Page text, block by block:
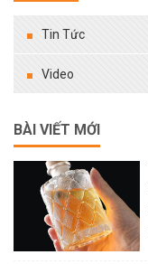
Tin Tức
Video
BÀI VIẾT MỚI